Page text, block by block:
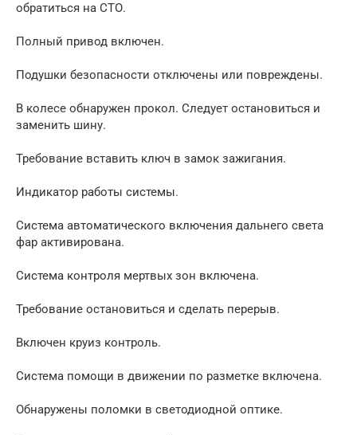
обратиться на СТО.
Полный привод включен.
Подушки безопасности отключены или повреждены.
В колесе обнаружен прокол. Следует остановиться и
заменить шину.
Требование вставить ключ в замок зажигания.
Индикатор работы системы.
Система автоматического включения дальнего света
фар активирована.
Система контроля мертвых зон включена.
Требование остановиться и сделать перерыв.
Включен круиз контроль.
Система помощи в движении по разметке включена.
Обнаружены поломки в светодиодной оптике.